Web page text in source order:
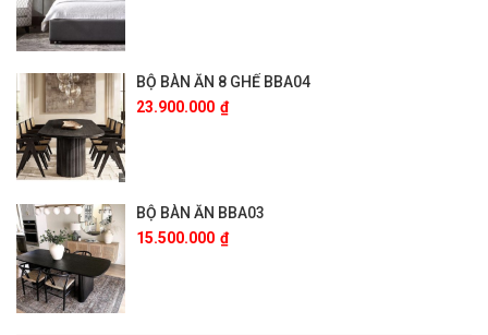
BỘ BÀN ĂN 8 GHẾ BBA04
23.900.000 ₫
BỘ BÀN ĂN BBA03
15.500.000 ₫